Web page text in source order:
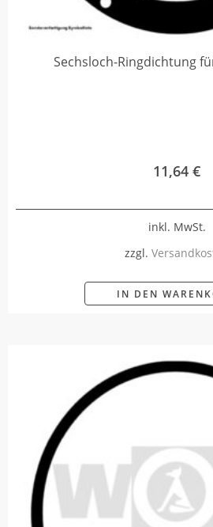
Sechsloch-Ringdichtung
11,64 €
inkl. MwSt.
zzgl.
IN DEN